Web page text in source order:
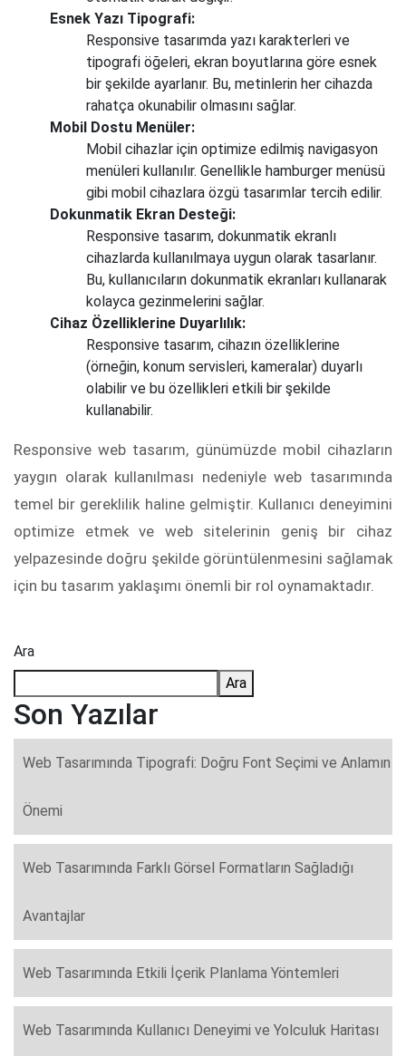
Esnek Yazı Tipografi:
Responsive tasarımda yazı karakterleri ve
tipografi öğeleri, ekran boyutlarına göre esnek
bir şekilde ayarlanır. Bu, metinlerin her cihazda
rahatça okunabilir olmasını sağlar.
Mobil Dostu Menüler:
Mobil cihazlar için optimize edilmiş navigasyon
menüleri kullanılır. Genellikle hamburger menüsü
gibi mobil cihazlara özgü tasarımlar tercih edilir.
Dokunmatik Ekran Desteği:
Responsive tasarım, dokunmatik ekranlı
cihazlarda kullanılmaya uygun olarak tasarlanır.
Bu, kullanıcıların dokunmatik ekranları kullanarak
kolayca gezinmelerini sağlar.
Cihaz Özelliklerine Duyarlılık:
Responsive tasarım, cihazın özelliklerine
(örneğin, konum servisleri, kameralar) duyarlı
olabilir ve bu özellikleri etkili bir şekilde
kullanabilir.
Responsive web tasarım, günümüzde mobil cihazların
yaygın olarak kullanılması nedeniyle web tasarımında
temel bir gereklilik haline gelmiştir. Kullanıcı deneyimini
optimize etmek ve web sitelerinin geniş bir cihaz
yelpazesinde doğru şekilde görüntülenmesini sağlamak
için bu tasarım yaklaşımı önemli bir rol oynamaktadır.
Ara
Ara
Son Yazılar
Web Tasarımında Tipografi: Doğru Font Seçimi ve Anlamın
Önemi
Web Tasarımında Farklı Görsel Formatların Sağladığı
Avantajlar
Web Tasarımında Etkili İçerik Planlama Yöntemleri
Web Tasarımında Kullanıcı Deneyimi ve Yolculuk Haritası